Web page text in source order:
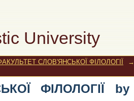
University
ФІЛОЛОГІЇ by Title
СЛОВ'ЯНСЬКОЇ ФІЛОЛОГІЇ →
ФІЛОЛОГІЇ by